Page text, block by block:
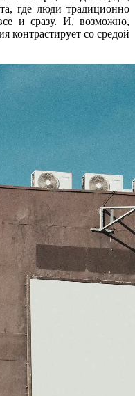
где люди традиционно
и сразу. И, возможно,
контрастирует со средой